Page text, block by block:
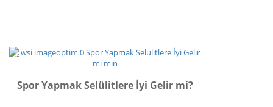
SPOR
Spor Yapmak Selülitlere İyi Gelir mi?